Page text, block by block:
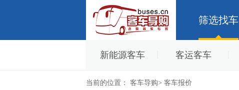
筛选找车
新能源客车 客运客车
当前的位置： 客车导购> 客车报价